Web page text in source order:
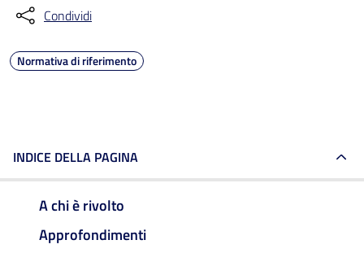
Condividi
Normativa di riferimento
INDICE DELLA PAGINA
A chi è rivolto
Approfondimenti